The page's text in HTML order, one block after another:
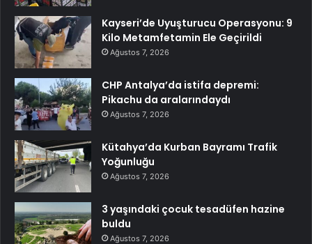
Kayseri’de Uyuşturucu Operasyonu: 9
Kilo Metamfetamin Ele Geçirildi
Ağustos 7, 2026
CHP Antalya’da istifa depremi:
Pikachu da aralarındaydı
Ağustos 7, 2026
Kütahya’da Kurban Bayramı Trafik
Yoğunluğu
Ağustos 7, 2026
3 yaşındaki çocuk tesadüfen hazine
buldu
Ağustos 7, 2026